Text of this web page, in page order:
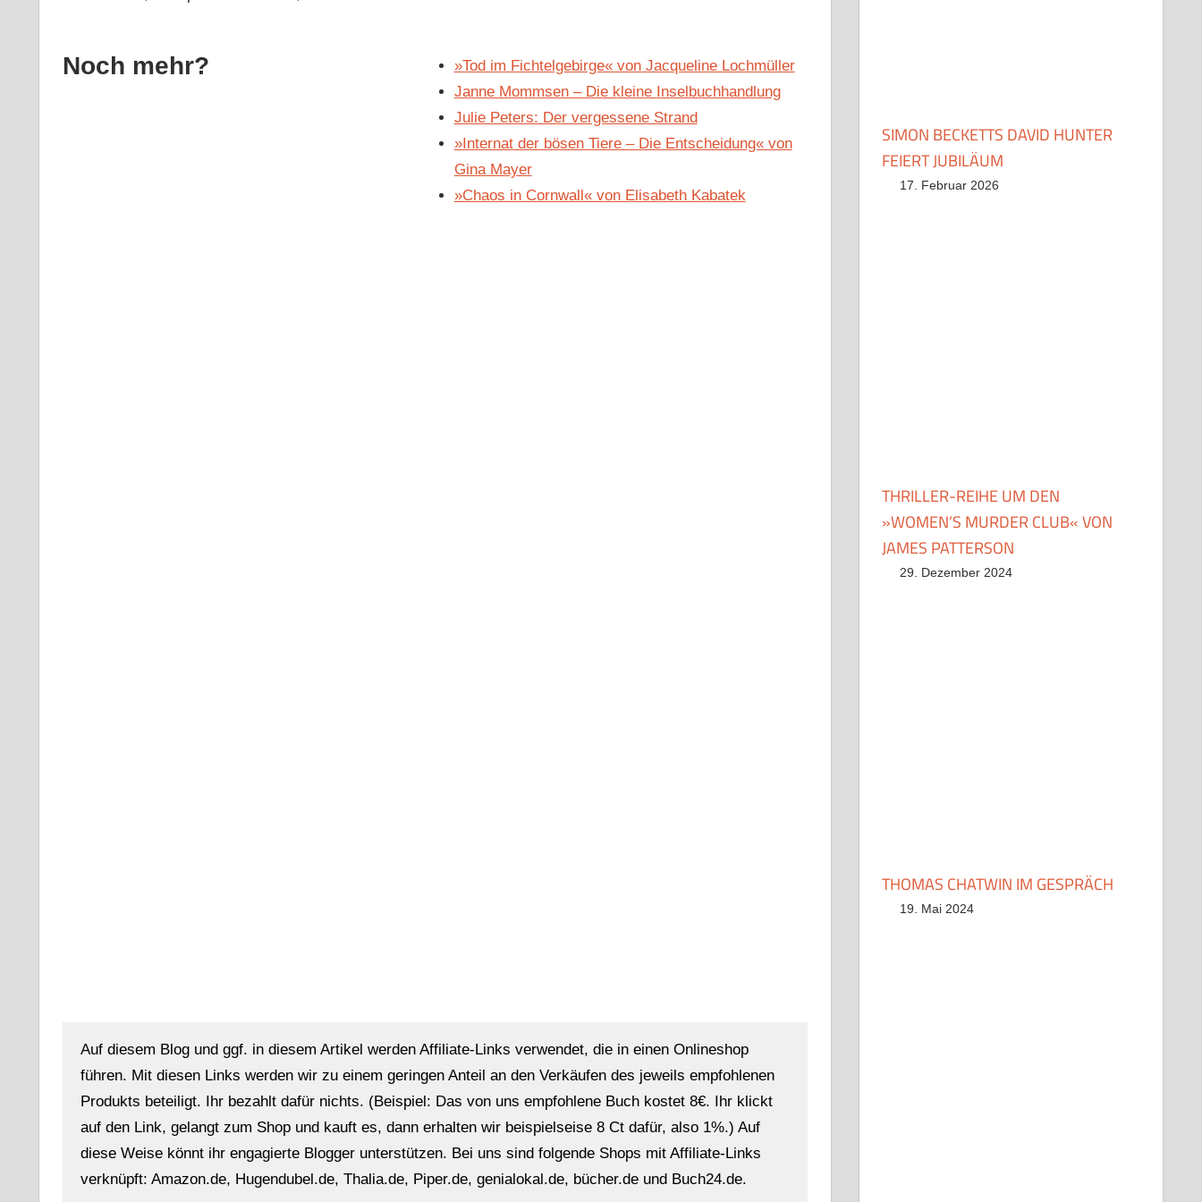
Noch mehr?
»Tod im Fichtelgebirge« von Jacqueline Lochmüller
Janne Mommsen – Die kleine Inselbuchhandlung
Julie Peters: Der vergessene Strand
»Internat der bösen Tiere – Die Entscheidung« von
Gina Mayer
»Chaos in Cornwall« von Elisabeth Kabatek
Auf diesem Blog und ggf. in diesem Artikel werden Affiliate-Links verwendet, die in einen Onlineshop
führen. Mit diesen Links werden wir zu einem geringen Anteil an den Verkäufen des jeweils empfohlenen
Produkts beteiligt. Ihr bezahlt dafür nichts. (Beispiel: Das von uns empfohlene Buch kostet 8€. Ihr klickt
auf den Link, gelangt zum Shop und kauft es, dann erhalten wir beispielseise 8 Ct dafür, also 1%.) Auf
diese Weise könnt ihr engagierte Blogger unterstützen. Bei uns sind folgende Shops mit Affiliate-Links
verknüpft: Amazon.de, Hugendubel.de, Thalia.de, Piper.de, genialokal.de, bücher.de und Buch24.de.
SIMON BECKETTS DAVID HUNTER
FEIERT JUBILÄUM
17. Februar 2026
THRILLER-REIHE UM DEN
»WOMEN’S MURDER CLUB« VON
JAMES PATTERSON
29. Dezember 2024
THOMAS CHATWIN IM GESPRÄCH
19. Mai 2024